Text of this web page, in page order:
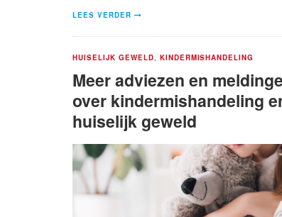
LEES VERDER
HUISELIJK GEWELD KINDERMISHANDELING
Meer adviezen en
over kindermishandeling
huiselijk geweld